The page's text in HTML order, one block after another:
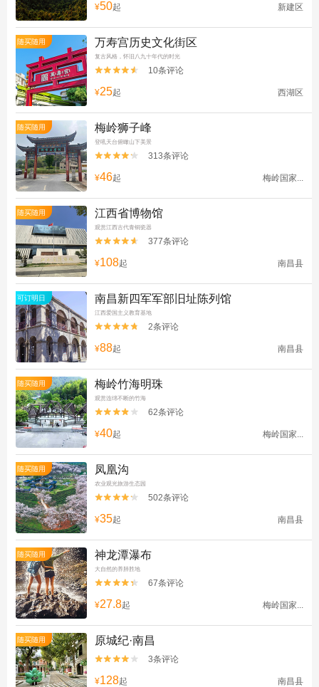
¥50起 新建区
随买随用 万寿宫历史文化街区
复古风格，怀旧八九十年代的时光

 10条评论
¥25起 西湖区
随买随用 梅岭狮子峰
登吼天台俯瞰山下美景

 313条评论
¥46起 梅岭国家...
随买随用 江西省博物馆
观赏江西古代青铜瓷器

 377条评论
¥108起 南昌县
可订明日 南昌新四军军部旧址陈列馆
江西爱国主义教育基地

 2条评论
¥88起 南昌县
随买随用 梅岭竹海明珠
观赏连绵不断的竹海

 62条评论
¥40起 梅岭国家...
随买随用 凤凰沟
农业观光旅游生态园

 502条评论
¥35起 南昌县
随买随用 神龙潭瀑布
大自然的养肺胜地

 67条评论
¥27.8起 梅岭国家...
随买随用 原城纪·南昌

 3条评论
¥128起 南昌县